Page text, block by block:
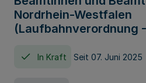
Nordrhein-Westfalen
(Laufbahnverordnung
In Kraft Seit 07. Juni 2025